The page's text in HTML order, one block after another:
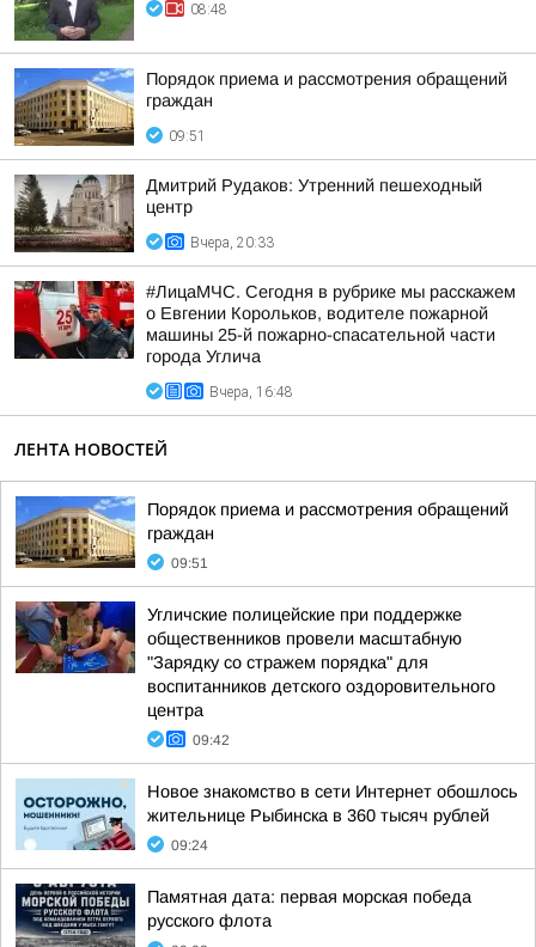
08:48
Порядок приема и рассмотрения обращений
граждан
09:51
Дмитрий Рудаков: Утренний пешеходный
центр
Вчера, 20:33
#ЛицаМЧС. Сегодня в рубрике мы расскажем
о Евгении Корольков, водителе пожарной
машины 25-й пожарно-спасательной части
города Углича
Вчера, 16:48
ЛЕНТА НОВОСТЕЙ
Порядок приема и рассмотрения обращений
граждан
09:51
Угличские полицейские при поддержке
общественников провели масштабную
"Зарядку со стражем порядка" для
воспитанников детского оздоровительного
центра
09:42
Новое знакомство в сети Интернет обошлось
жительнице Рыбинска в 360 тысяч рублей
09:24
Памятная дата: первая морская победа
русского флота